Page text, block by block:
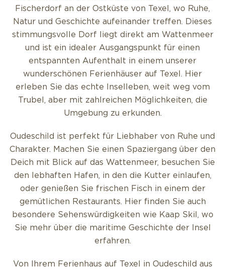
Fischerdorf an der Ostküste von Texel, wo Ruhe,
Natur und Geschichte aufeinander treffen. Dieses
stimmungsvolle Dorf liegt direkt am Wattenmeer
und ist ein idealer Ausgangspunkt für einen
entspannten Aufenthalt in einem unserer
wunderschönen Ferienhäuser auf Texel. Hier
erleben Sie das echte Inselleben, weit weg vom
Trubel, aber mit zahlreichen Möglichkeiten, die
Umgebung zu erkunden.
Oudeschild ist perfekt für Liebhaber von Ruhe und
Charakter. Machen Sie einen Spaziergang über den
Deich mit Blick auf das Wattenmeer, besuchen Sie
den lebhaften Hafen, in den die Kutter einlaufen,
oder genießen Sie frischen Fisch in einem der
gemütlichen Restaurants. Hier finden Sie auch
besondere Sehenswürdigkeiten wie Kaap Skil, wo
Sie mehr über die maritime Geschichte der Insel
erfahren.
Von Ihrem Ferienhaus auf Texel in Oudeschild aus